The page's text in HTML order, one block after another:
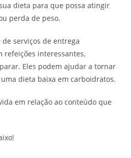
dieta para que possa atingir
perda de peso.
serviços de entrega
refeições interessantes,
Eles podem ajudar a tornar
dieta baixa em carboidratos.
em relação ao conteúdo que